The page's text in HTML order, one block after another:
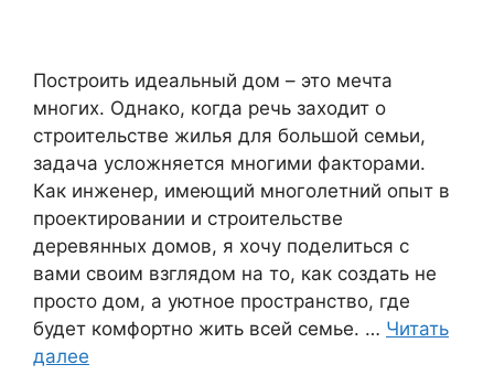
Построить идеальный дом – это мечта
многих. Однако, когда речь заходит о
строительстве жилья для большой семьи,
задача усложняется многими факторами.
Как инженер, имеющий многолетний опыт в
проектировании и строительстве
деревянных домов, я хочу поделиться с
вами своим взглядом на то, как создать не
просто дом, а уютное пространство, где
будет комфортно жить всей семье. … Читать
далее